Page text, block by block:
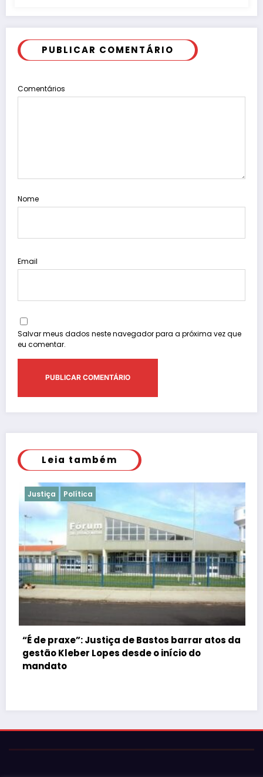
PUBLICAR COMENTÁRIO
Comentários
Nome
Email
Salvar meus dados neste navegador para a próxima vez que
eu comentar.
Leia também
barrar atos da
o início do